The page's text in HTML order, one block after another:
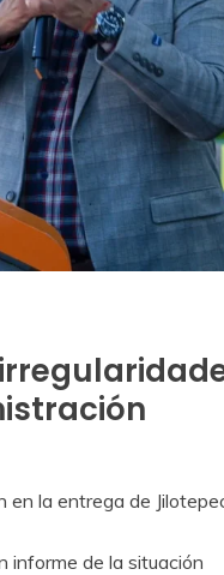
la entrega de
informe de la situación